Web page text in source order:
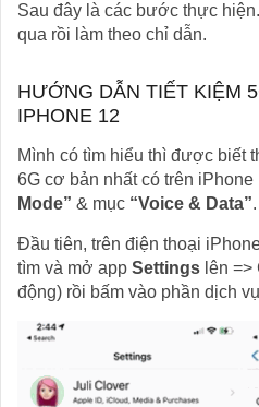
Sau đây là các bước thực
qua rồi làm theo chỉ dẫn.
HƯỚNG DẪN TIẾT KIỆM
IPHONE 12
Mình có tìm hiểu thì được biết
6G cơ bản nhất có trên iPhone
Mode” & mục “Voice & Data”.
Đầu tiên, trên điện thoại
tìm và mở app Settings lên =>
động) rồi bấm vào phần dịch